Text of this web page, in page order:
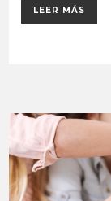
LEER MÁS